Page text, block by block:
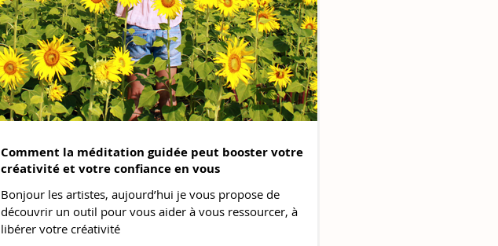
Comment la méditation guidée peut booster votre
créativité et votre confiance en vous
Bonjour les artistes, aujourd’hui je vous propose de
découvrir un outil pour vous aider à vous ressourcer, à
libérer votre créativité